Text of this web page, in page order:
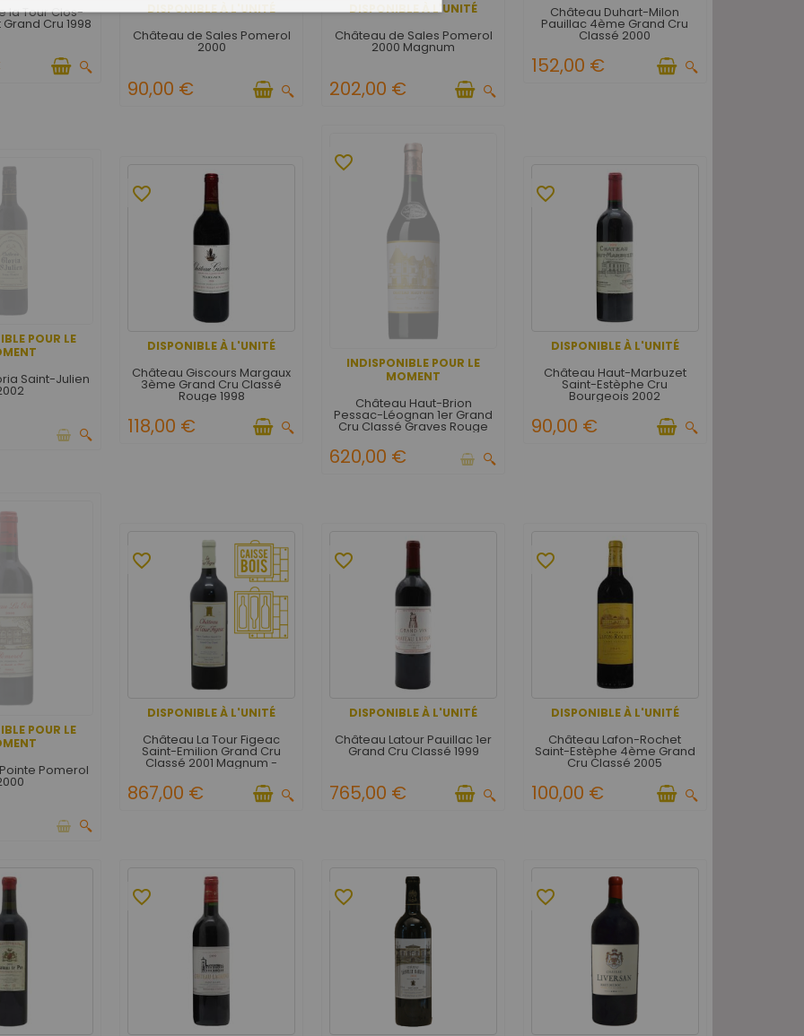
la Tour Clos-
Cru 1998
DISPONIBLE À L'UNITÉ
Château de Sales Pomerol
2000
90,00 €
DISPONIBLE À L'UNITÉ
Château de Sales Pomerol
2000 Magnum
202,00 €
Château Duhart-Milon
Pauillac 4ème Grand Cru
Classé 2000
152,00 €
POUR LE
Saint-Julien
DISPONIBLE À L'UNITÉ
favorite_border
Château Giscours Margaux
3ème Grand Cru Classé
Rouge 1998
118,00 €
INDISPONIBLE POUR LE
MOMENT
favorite_border
Château Haut-Brion
Pessac-Léognan 1er Grand
Cru Classé Graves Rouge
620,00 €
DISPONIBLE À L'UNITÉ
favorite_border
Château Haut-Marbuzet
Saint-Estèphe Cru
Bourgeois 2002
90,00 €
POUR LE
Pomerol
DISPONIBLE À L'UNITÉ
favorite_border
Château La Tour Figeac
Saint-Emilion Grand Cru
Classé 2001 Magnum -
Caisse Bois d'Origine 3
bouteilles
867,00 €
DISPONIBLE À L'UNITÉ
favorite_border
Château Latour Pauillac 1er
Grand Cru Classé 1999
765,00 €
DISPONIBLE À L'UNITÉ
favorite_border
Château Lafon-Rochet
Saint-Estèphe 4ème Grand
Cru Classé 2005
100,00 €
favorite_border favorite_border favorite_border